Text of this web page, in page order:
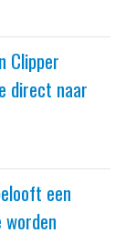
Clipper
direct naar
een